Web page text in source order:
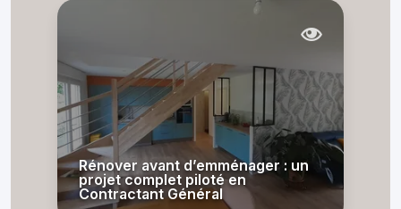
Rénover avant d’emménager : un
projet complet piloté en
Contractant Général